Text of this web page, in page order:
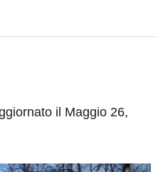
il Maggio 26,